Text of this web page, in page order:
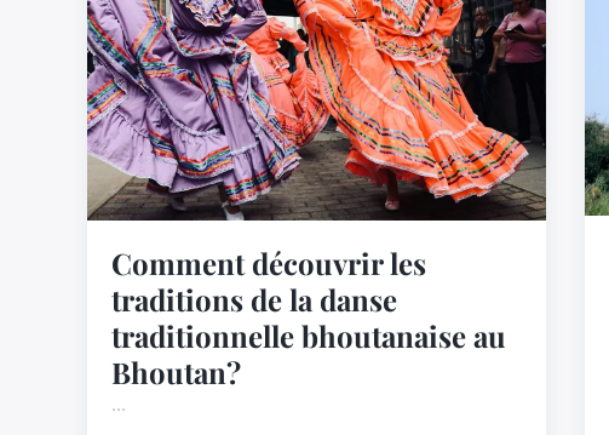
Comment découvrir les
traditions de la danse
traditionnelle bhoutanaise au
Bhoutan?
...